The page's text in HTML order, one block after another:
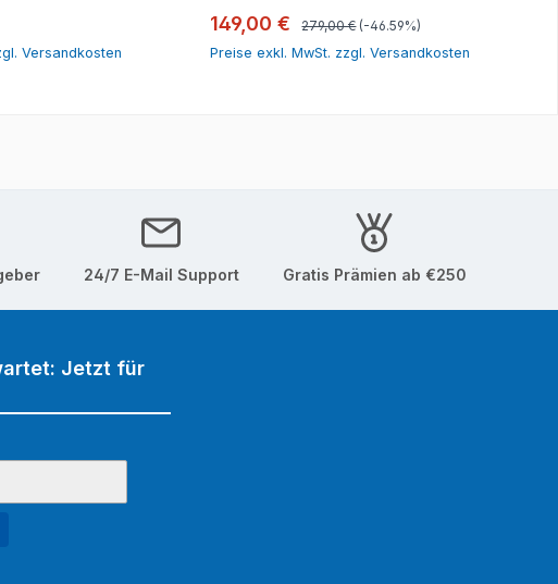
Versandkosten
Verkaufspreis:
149,00 € Regulärer Preis:
279,00 € (-46.59%)
Preise exkl. MwSt. zzgl. Versandkosten
In den Warenkorb
24/7 E-Mail Support Gratis Prämien ab €250
Jetzt für